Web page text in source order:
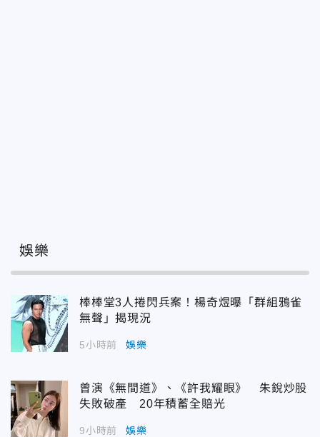
娛樂
棒棒堂3人捲閃兵案！楊奇煜曝「群組鴉雀
無聲」揭現況
5小時前 娛樂
曾演《無間道》、《許我耀眼》 朱銳炒股
失敗破產 20年積蓄全賠光
9小時前 娛樂